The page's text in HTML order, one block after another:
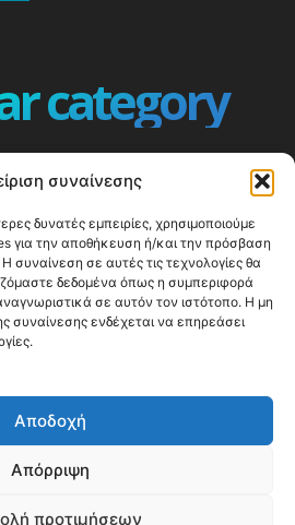
συναίνεσης
δυνατές εμπειρίες, χρησιμοποιούμε
για την αποθήκευση ή/και την πρόσβαση
συναίνεση σε αυτές τις τεχνολογίες θα
δεδομένα όπως η συμπεριφορά
σε αυτόν τον ιστότοπο. Η μη
συναίνεσης ενδέχεται να επηρεάσει
Αποδοχή
Απόρριψη
προτιμήσεων
category
360
332
328
303
247
Traveller 2014-2025